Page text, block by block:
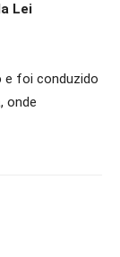
Lei
e foi conduzido
, onde